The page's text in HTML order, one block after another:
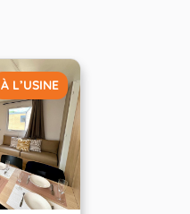
À L’USINE